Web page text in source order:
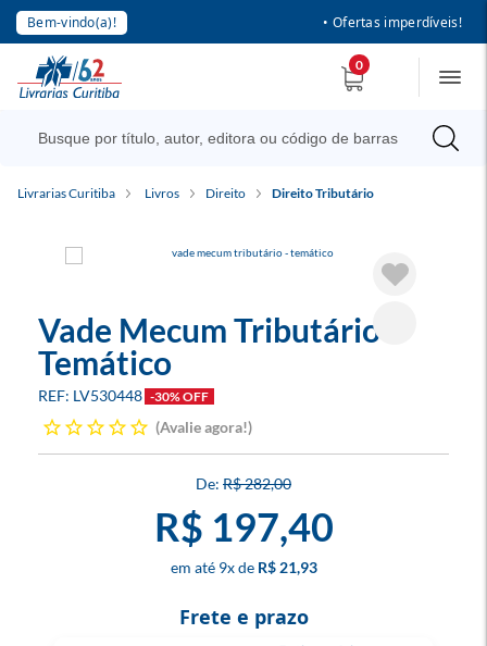
Bem-vindo(a)! • Ofertas imperdíveis!
0
Livrarias Curitiba Livros Direito Direito Tributário
Vade Mecum Tributário -
Temático
LV530448 -30% OFF
Avalie agora!
R$ 282,00
R$ 197,40
9x R$ 21,93
Frete e prazo